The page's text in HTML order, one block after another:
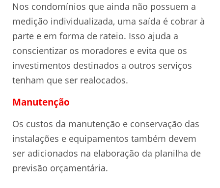
Nos condomínios que ainda não possuem a
medição individualizada, uma saída é cobrar à
parte e em forma de rateio. Isso ajuda a
conscientizar os moradores e evita que os
investimentos destinados a outros serviços
tenham que ser realocados.
Manutenção
Os custos da manutenção e conservação das
instalações e equipamentos também devem
ser adicionados na elaboração da planilha de
previsão orçamentária.